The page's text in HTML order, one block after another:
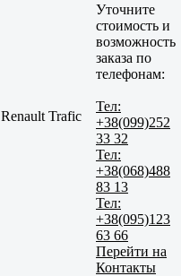
Renault Trafic
Уточните
стоимость и
возможность
заказа по
телефонам:
Тел:
+38(099)252
33 32
Тел:
+38(068)488
83 13
Тел:
+38(095)123
63 66
Перейти на
Контакты